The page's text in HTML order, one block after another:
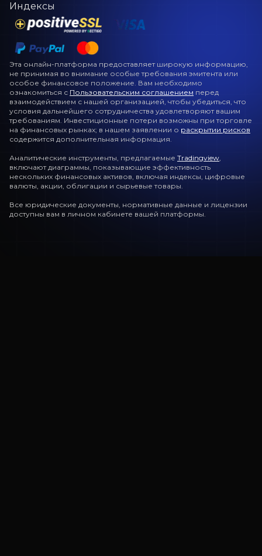
Индексы
Эта онлайн-платформа предоставляет широкую информацию,
не принимая во внимание особые требования эмитента или
особое финансовое положение. Вам необходимо
ознакомиться с Пользовательским соглашением перед
взаимодействием с нашей организацией, чтобы убедиться, что
условия дальнейшего сотрудничества удовлетворяют вашим
требованиям. Инвестиционные потери возможны при торговле
на финансовых рынках; в нашем заявлении о раскрытии рисков
содержится дополнительная информация.
Аналитические инструменты, предлагаемые Tradingview,
включают диаграммы, показывающие эффективность
нескольких финансовых активов, включая индексы, цифровые
валюты, акции, облигации и сырьевые товары.
Все юридические документы, нормативные данные и лицензии
доступны вам в личном кабинете вашей платформы.